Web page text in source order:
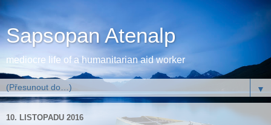
Sapsopan Atenalp
mediocre life of a humanitarian aid worker
▼
10. LISTOPADU 2016